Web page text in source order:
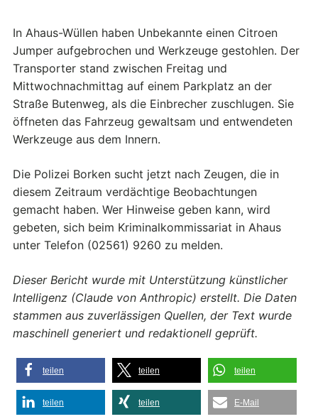
In Ahaus-Wüllen haben Unbekannte einen Citroen
Jumper aufgebrochen und Werkzeuge gestohlen. Der
Transporter stand zwischen Freitag und
Mittwochnachmittag auf einem Parkplatz an der
Straße Butenweg, als die Einbrecher zuschlugen. Sie
öffneten das Fahrzeug gewaltsam und entwendeten
Werkzeuge aus dem Innern.
Die Polizei Borken sucht jetzt nach Zeugen, die in
diesem Zeitraum verdächtige Beobachtungen
gemacht haben. Wer Hinweise geben kann, wird
gebeten, sich beim Kriminalkommissariat in Ahaus
unter Telefon (02561) 9260 zu melden.
Dieser Bericht wurde mit Unterstützung künstlicher
Intelligenz (Claude von Anthropic) erstellt. Die Daten
stammen aus zuverlässigen Quellen, der Text wurde
maschinell generiert und redaktionell geprüft.
teilen teilen teilen
teilen teilen E-Mail